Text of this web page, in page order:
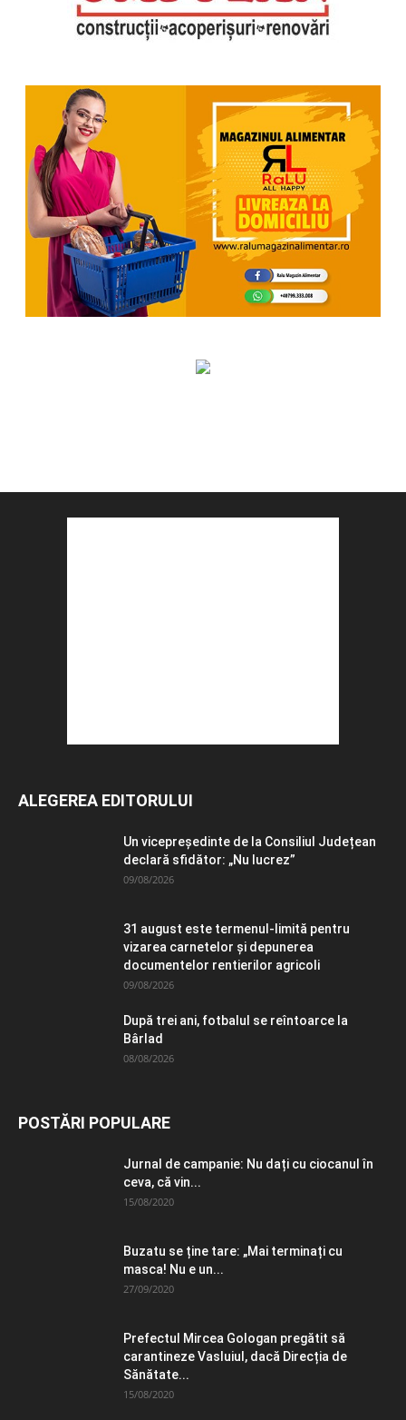
ALEGEREA EDITORULUI
Un vicepreședinte de la Consiliul Județean
declară sfidător: „Nu lucrez”
09/08/2026
31 august este termenul-limită pentru
vizarea carnetelor și depunerea
documentelor rentierilor agricoli
09/08/2026
După trei ani, fotbalul se reîntoarce la
Bârlad
08/08/2026
POSTĂRI POPULARE
Jurnal de campanie: Nu dați cu ciocanul în
ceva, că vin...
15/08/2020
Buzatu se ține tare: „Mai terminați cu
masca! Nu e un...
27/09/2020
Prefectul Mircea Gologan pregătit să
carantineze Vasluiul, dacă Direcția de
Sănătate...
15/08/2020